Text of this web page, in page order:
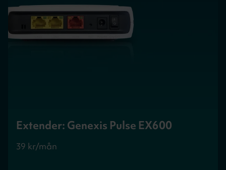
Extender: Genexis Pulse EX600
39 kr/mån